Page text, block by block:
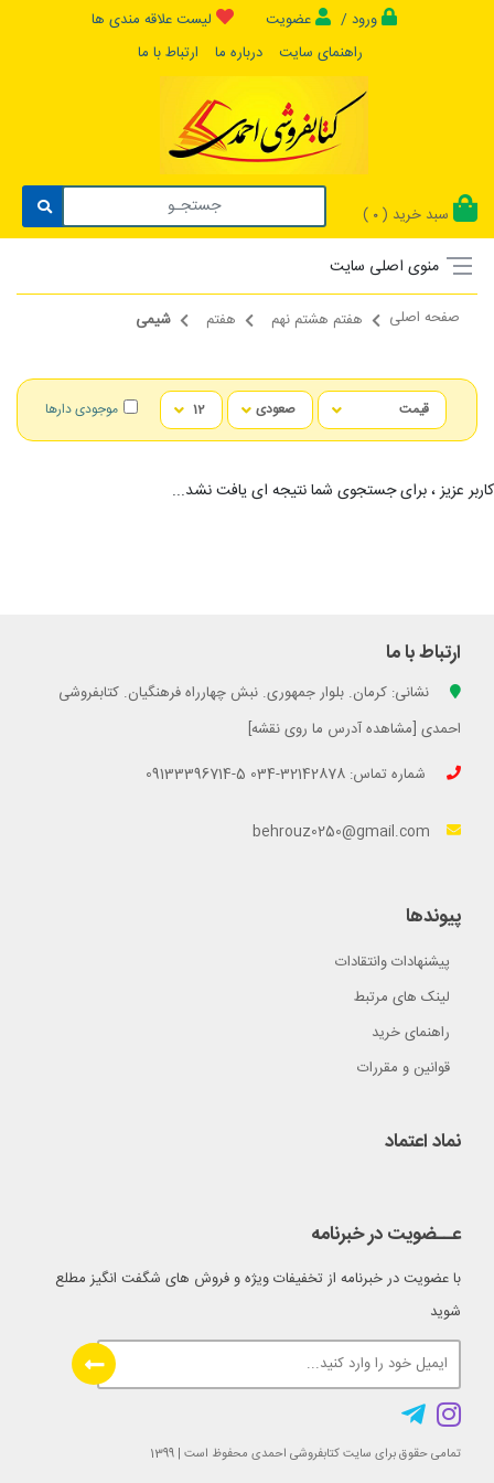
ورود / عضویت
لیست علاقه مندی ها
راهنمای سایت
درباره ما ارتباط با ما
سبد خرید ( 0
)
منوی اصلی سایت
صفحه اصلی هفتم هشتم نهم هفتم شیمی
موجودی دارها
کاربر عزیز ، برای جستجوی شما نتیجه ای یافت نشد...
ارتباط با ما
نشانی: کرمان. بلوار جمهوری. نبش چهارراه فرهنگیان. کتابفروشی
احمدی [مشاهده آدرس ما روی نقشه]
شماره تماس: 32142878-034 5-09133396714
behrouz0250@gmail.com
پیوندها
پیشنهادات وانتقادات
لینک های مرتبط
راهنمای خرید
قوانین و مقررات
نماد اعتماد
عــضویت در خبرنامه
با عضویت در خبرنامه از تخفیفات ویژه و فروش های شگفت انگیز مطلع
شوید
تمامی حقوق برای سایت کتابفروشی احمدی محفوظ است | 1399